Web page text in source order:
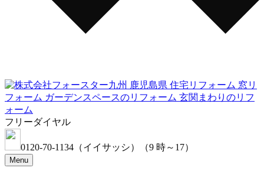
フリーダイヤル
0120-70-1134 （イイサッシ） （9 時～17）
Menu